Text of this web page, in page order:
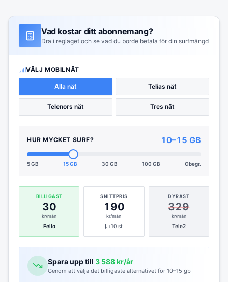
Vad kostar ditt abonnemang?
Dra i reglaget och se vad du borde betala för din surfmängd
VÄLJ MOBILNÄT
Alla nät Telias nät
Telenors nät Tres nät
HUR MYCKET SURF? 10–15 GB
5 GB 15 GB 30 GB 100 GB Obegr.
BILLIGAST
30
kr/mån
Fello
SNITTPRIS
190
kr/mån
10 st
DYRAST
329
kr/mån
Tele2
Spara upp till 3 588kr/år
Genom att välja det billigaste alternativet för 10–15 gb